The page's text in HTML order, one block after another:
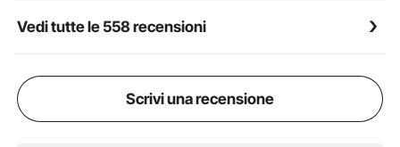
cm offre un'ampia zona d'ombra, rendendolo
moderno e minimalista si adatta a vari ambienti
esterni e stili di decorazione.
Vedi tutte le 558 recensioni
Scrivi una recensione